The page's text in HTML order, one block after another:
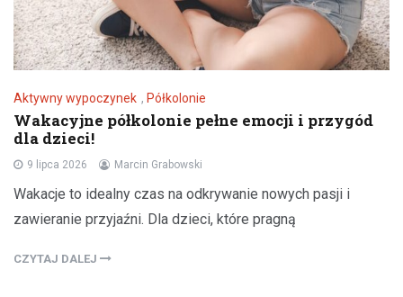
Aktywny wypoczynek , Półkolonie
Wakacyjne półkolonie pełne emocji i przygód
dla dzieci!
9 lipca 2026 Marcin Grabowski
Wakacje to idealny czas na odkrywanie nowych pasji i
zawieranie przyjaźni. Dla dzieci, które pragną
CZYTAJ DALEJ